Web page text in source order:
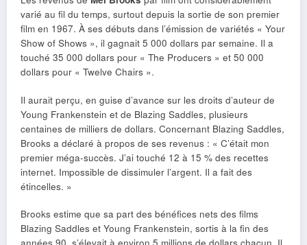
varié au fil du temps, surtout depuis la sortie de son premier
film en 1967. À ses débuts dans l’émission de variétés « Your
Show of Shows », il gagnait 5 000 dollars par semaine. Il a
touché 35 000 dollars pour « The Producers » et 50 000
dollars pour « Twelve Chairs ».
Il aurait perçu, en guise d’avance sur les droits d’auteur de
Young Frankenstein et de Blazing Saddles, plusieurs
centaines de milliers de dollars. Concernant Blazing Saddles,
Brooks a déclaré à propos de ses revenus : « C’était mon
premier méga-succès. J’ai touché 12 à 15 % des recettes
internet. Impossible de dissimuler l’argent. Il a fait des
étincelles. »
Brooks estime que sa part des bénéfices nets des films
Blazing Saddles et Young Frankenstein, sortis à la fin des